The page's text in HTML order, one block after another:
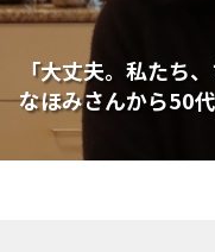
「大丈夫。私たち
なほみさんから50